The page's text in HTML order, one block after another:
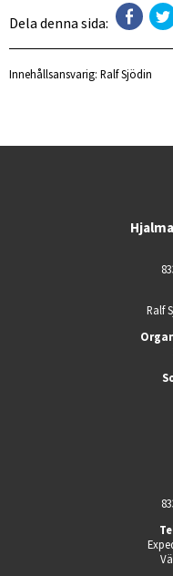
Dela denna sida:
Innehållsansvarig: Ralf Sjödin
Ralf